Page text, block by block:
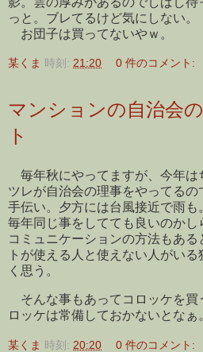
っと。ブレてるけど気にしない。
お団子は買ってないやｗ。
某くま 時刻: 21:20 0 件のコメント:
マンションの自治会
ト
毎年秋にやってますが、今年は
ツレが自治会の理事をやってる
手伝い。夕方には台風接近で雨も
毎年同じ事をしてても良いのかし
コミュニケーションの方法もある
トが使える人と使えない人がい
く思う。
そんな事もあってコロッケを買
ロッケは常備しておかないとなぁ
某くま 時刻: 20:20 0 件のコメント: